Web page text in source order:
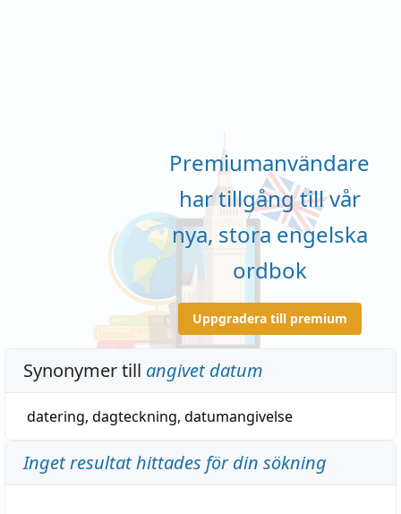
Premiumanvändare
har tillgång till vår
nya, stora engelska
ordbok
Uppgradera till premium
Synonymer till angivet datum
datering, dagteckning, datumangivelse
Inget resultat hittades för din sökning